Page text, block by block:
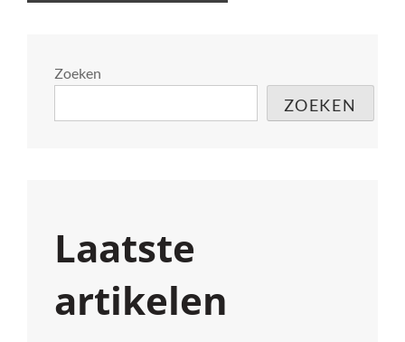
Zoeken
ZOEKEN
Laatste
artikelen